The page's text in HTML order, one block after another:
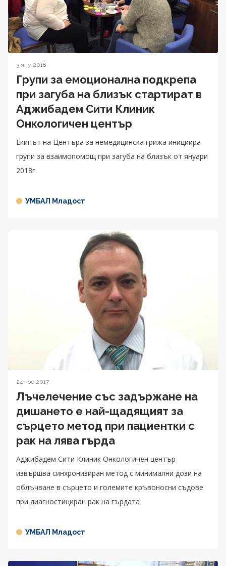
3 яну 2018
Групи за емоционална подкрепа
при загуба на близък стартират в
Аджибадем Сити Клиник
Онкологичен център
Екипът на Центъра за немедицинска грижа инициира
групи за взаимопомощ при загуба на близък от януари
2018г.
УМБАЛ Младост
24 ное 2017
Лъчелечение със задържане на
дишането e най-щадящият за
сърцето метод при пациентки с
рак на лява гърда
Аджибадем Сити Клиник Онкологичен център
извършва синхронизиран метод с минимални дози на
облъчване в сърцето и големите кръвоносни съдове
при диагностициран рак на гърдата
УМБАЛ Младост